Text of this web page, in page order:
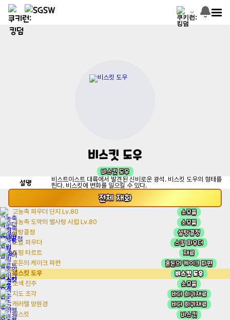
비스킷 도우
비스킷 도우
설명
비스트이스트 대륙에서 발견된 신비로운 광석. 비스킷 도우의 형태를
띈다. 비스킷에 변화를 일으킬 수 있다.
전체재화
고농축 파우더 단지 Lv.80 소모품
고농축 도약의 별사탕 시럽 Lv.80 소모품
설탕결정 설탕결정
스킬 파우더 스킬 파우더
토핑 타르트 재료
혼돈의 케이크 파편 혼돈의 케이크 파편
비스킷 도우 비스킷 도우
오색 진주 소모품
지도 조각 바다 희귀재료
캐러멜 망원경 바다 희귀재료
비스킷 비스킷